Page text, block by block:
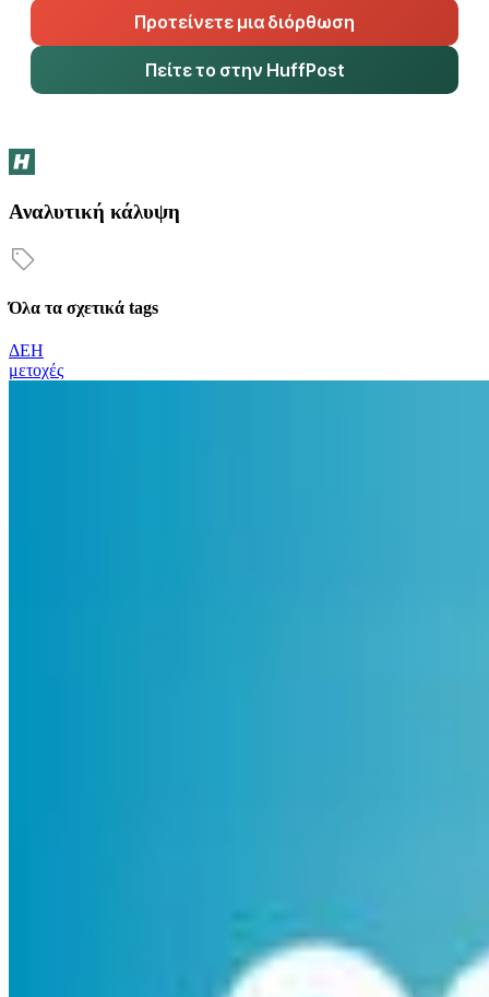
Προτείνετε μια διόρθωση
Πείτε το στην HuffPost
Αναλυτική κάλυψη
Όλα τα σχετικά tags
ΔΕΗ
μετοχές